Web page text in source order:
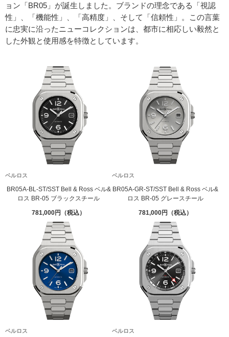
ョン「BR05」が誕生しました。ブランドの理念である「視認
性」、「機能性」、「高精度」、そして「信頼性」。この言葉
に忠実に沿ったニューコレクションは、都市に相応しい毅然と
した外観と使用感を特徴としています。
ベルロス
BR05A-BL-ST/SST Bell & Ross ベル&
ロス BR-05 ブラックスチール
781,000
ベルロス
BR05A-GR-ST/SST Bell & Ross ベル&
ロス BR-05 グレースチール
781,000
ベルロス ベルロス